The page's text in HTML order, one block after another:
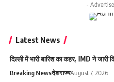
-
Latest News
दिल्ली में भारी बारिश का कहर, IMD ने जारी
Breaking Newsदेशराज्यAugust 7, 2026